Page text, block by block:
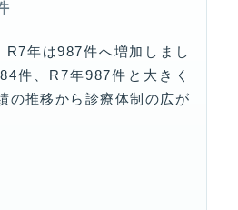
R7年は987件へ増加しまし
件、R7年987件と大きく
の推移から診療体制の広が